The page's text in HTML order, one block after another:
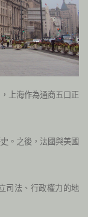
上海作為通商五口正
。之後，法國與美國
司法、行政權力的地